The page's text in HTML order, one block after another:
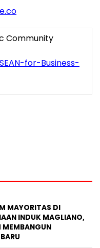
Community
for-Business-
MAYORITAS DI
INDUK MAGLIANO,
MEMBANGUN